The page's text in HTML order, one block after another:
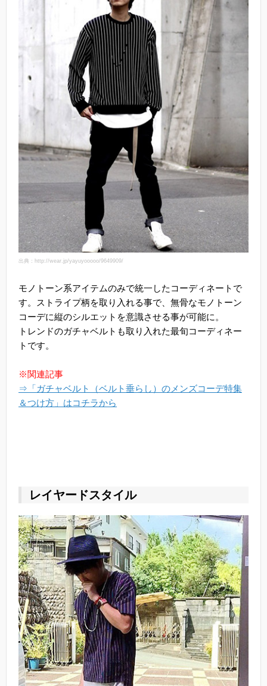
出典：http://wear.jp/yayuyooooo/9649909/
モノトーン系アイテムのみで統一したコーディネートで
す。ストライプ柄を取り入れる事で、無骨なモノトーン
コーデに縦のシルエットを意識させる事が可能に。
トレンドのガチャベルトも取り入れた最旬コーディネー
トです。
※関連記事
⇒「ガチャベルト（ベルト垂らし）のメンズコーデ特集
＆つけ方」はコチラから
レイヤードスタイル